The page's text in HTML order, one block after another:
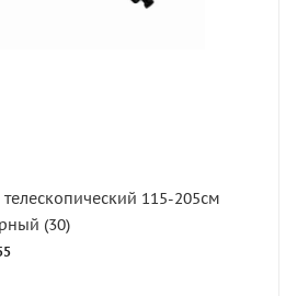
115-205см
(30)